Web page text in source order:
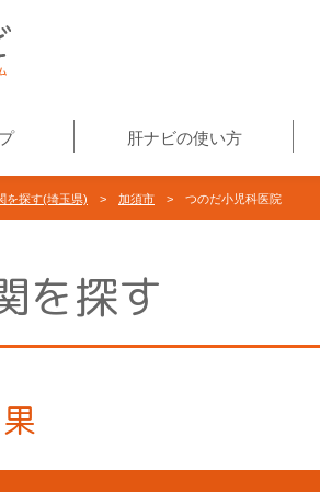
肝ナビの使い方
を探す(埼玉県) > 加須市 > つのだ小児科医院
を探す